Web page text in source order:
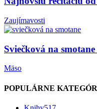
Zaujímavosti
Sviečková na
Mäso
POPULÁRNE